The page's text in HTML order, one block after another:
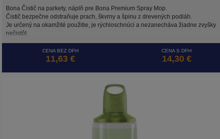
Bona Čistič na parkety, náplň pre Bona Premium Spray Mop.
Čistič bezpečne odstraňuje prach, škvrny a špinu z drevených podláh.
Je určený na okamžité použitie, je rýchloschnúci a nezanecháva žiadne zvyšky
nečistôt.
CENA BEZ DPH
11,63 €
CENA S DPH
14,30 €